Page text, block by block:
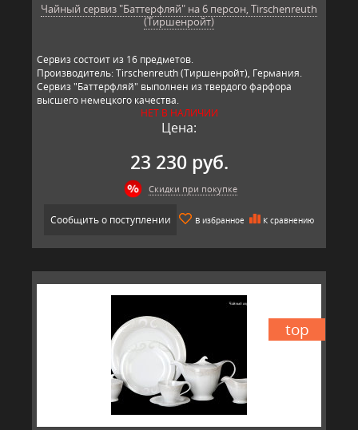
Чайный сервиз "Баттерфляй" на 6 персон, Tirschenreuth
(Тиршенройт)
Сервиз состоит из 16 предметов.
Производитель: Tirschenreuth (Тиршенройт), Германия.
Сервиз "Баттерфляй" выполнен из твердого фарфора
высшего немецкого качества.
НЕТ В НАЛИЧИИ
Цена:
23 230 руб.
Скидки при покупке
Сообщить о поступлении В избранное К сравнению
top